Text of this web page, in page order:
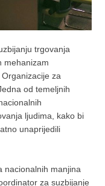
trgovanja
mehanizam
za
od temeljnih
ljudima, kako bi
unaprijedili
nacionalnih manjina
za suzbijanje